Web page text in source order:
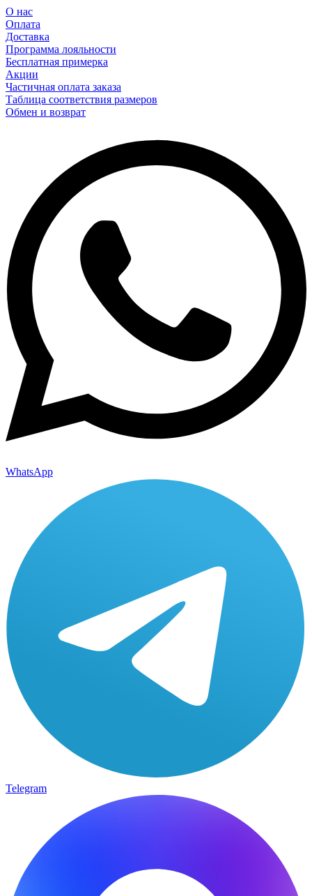
О нас
Оплата
Доставка
Программа лояльности
Бесплатная примерка
Акции
Частичная оплата заказа
Таблица соответствия размеров
Обмен и возврат
WhatsApp
Telegram